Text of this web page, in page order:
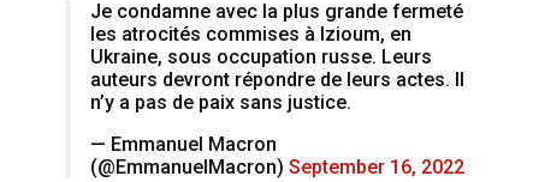
Je condamne avec la plus grande fermeté
les atrocités commises à Izioum, en
Ukraine, sous occupation russe. Leurs
auteurs devront répondre de leurs actes. Il
n’y a pas de paix sans justice.
— Emmanuel Macron
(@EmmanuelMacron) September 16, 2022